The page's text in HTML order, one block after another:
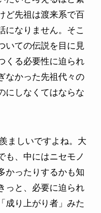
ど先祖は渡来系で百
になりません。そこ
いての伝説を目に見
くる必要性に迫られ
なかった先祖代々の
にしなくてはならな
ましいですよね。大
も、中にはニセモノ
かったりするかも知
っと、必要に迫られ
成り上がり者」みた